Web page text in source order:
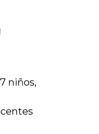
niños,